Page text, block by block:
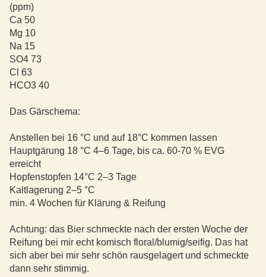
(ppm)
Ca 50
Mg 10
Na 15
SO4 73
Cl 63
HCO3 40
Das Gärschema:
Anstellen bei 16 °C und auf 18°C kommen lassen
Hauptgärung 18 °C 4–6 Tage, bis ca. 60-70 % EVG
erreicht
Hopfenstopfen 14°C 2–3 Tage
Kaltlagerung 2–5 °C
min. 4 Wochen für Klärung & Reifung
Achtung: das Bier schmeckte nach der ersten Woche der
Reifung bei mir echt komisch floral/blumig/seifig. Das hat
sich aber bei mir sehr schön rausgelagert und schmeckte
dann sehr stimmig.